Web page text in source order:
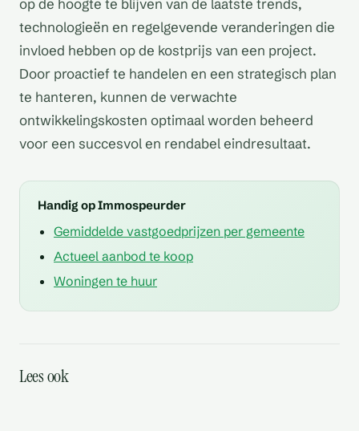
op de hoogte te blijven van de laatste trends,
technologieën en regelgevende veranderingen die
invloed hebben op de kostprijs van een project.
Door proactief te handelen en een strategisch plan
te hanteren, kunnen de verwachte
ontwikkelingskosten optimaal worden beheerd
voor een succesvol en rendabel eindresultaat.
Handig op Immospeurder
Gemiddelde vastgoedprijzen per gemeente
Actueel aanbod te koop
Woningen te huur
Lees ook
gemeenschappelijke
infrastructuur gepland
Hoe is de luchtkwaliteit in